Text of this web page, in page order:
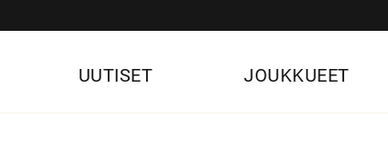
UUTISET JOUKKUEET